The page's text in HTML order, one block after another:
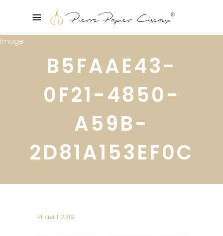
B5FAAE43-
0F21-4850-
A59B-
2D81A153EF0C
14 avril 2019